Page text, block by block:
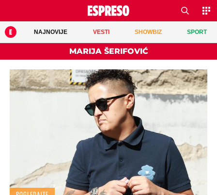
NAJNOVIJE VESTI SHOWBIZ SPORT
MARIJA ŠERIFOVIĆ